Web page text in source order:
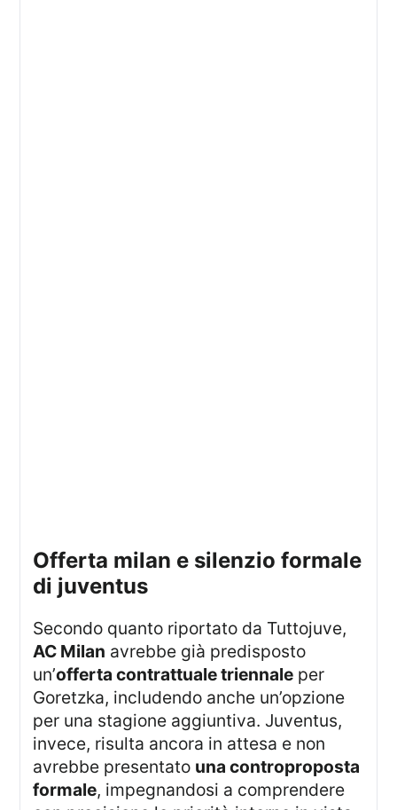
offerta milan e silenzio formale
di juventus
Secondo quanto riportato da Tuttojuve,
AC Milan avrebbe già predisposto
un’offerta contrattuale triennale per
Goretzka, includendo anche un’opzione
per una stagione aggiuntiva. Juventus,
invece, risulta ancora in attesa e non
avrebbe presentato una controproposta
formale, impegnandosi a comprendere